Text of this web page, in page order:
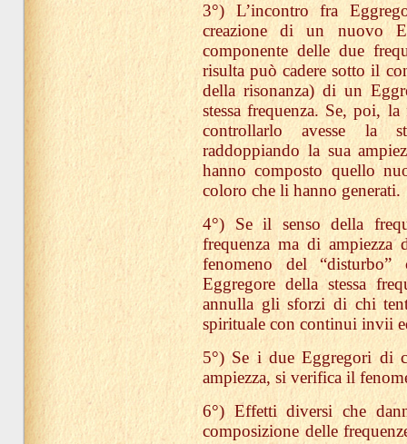
3°) L’incontro fra
creazione di un nuovo
componente delle due
risulta può cadere sotto il
della risonanza) di un
stessa frequenza. Se, poi, la
controllarlo avesse la
raddoppiando la sua
hanno composto quello
coloro che li hanno generati.
4°) Se il senso della
frequenza ma di
fenomeno del
Eggregore della stessa
annulla gli sforzi di chi
spirituale con continui invii
5°) Se i due Eggregori di
ampiezza, si verifica il
6°) Effetti diversi che
composizione delle